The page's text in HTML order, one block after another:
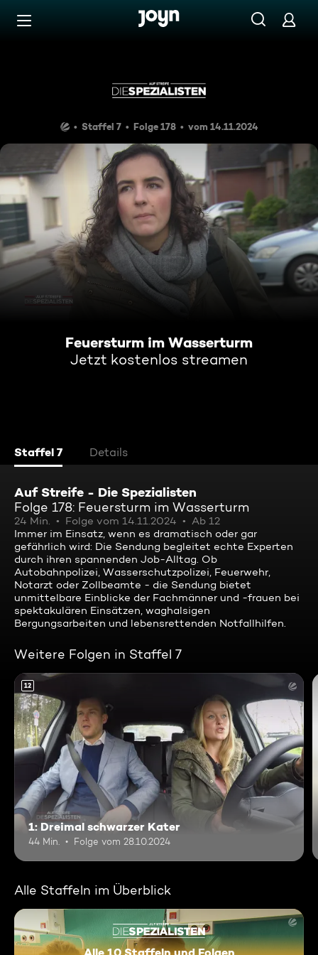
Zum Inhalt springen
Staffel 7 Folge 178 vom 14.11.2024
Feuersturm im Wasserturm
Jetzt kostenlos streamen
Staffel 7 Details
Auf Streife - Die Spezialisten
Folge 178: Feuersturm im Wasserturm
24 Min. Folge vom 14.11.2024
Ab 12
Immer im Einsatz, wenn es dramatisch oder gar
gefährlich wird: Die Sendung begleitet echte Experten
durch ihren spannenden Job-Alltag. Ob
Autobahnpolizei, Wasserschutzpolizei, Feuerwehr,
Notarzt oder Zollbeamte - die Sendung bietet
unmittelbare Einblicke der Fachmänner und -frauen bei
spektakulären Einsätzen, waghalsigen
Bergungsarbeiten und lebensrettenden Notfallhilfen.
Weitere Folgen in Staffel 7
12
1: Dreimal schwarzer Kater
44 Min. Folge vom 28.10.2024
Alle Staffeln im Überblick